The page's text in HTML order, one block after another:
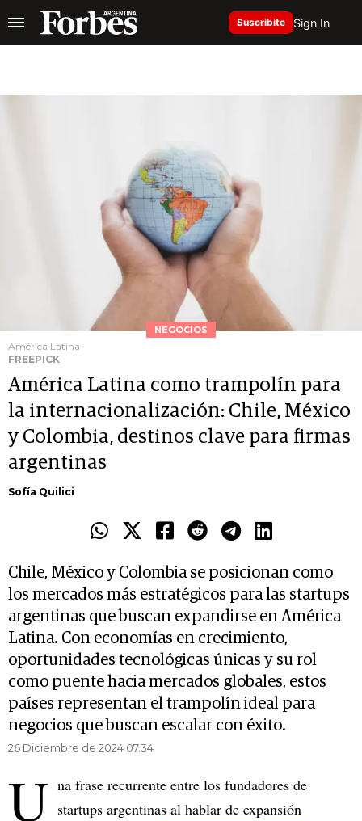
Suscribite Sign In
NEGOCIOS
América Latina
FREEPICK
América Latina como trampolín para
la internacionalización: Chile, México
y Colombia, destinos clave para firmas
argentinas
Sofía Quilici
Chile, México y Colombia se posicionan como
los mercados más estratégicos para las startups
argentinas que buscan expandirse en América
Latina. Con economías en crecimiento,
oportunidades tecnológicas únicas y su rol
como puente hacia mercados globales, estos
países representan el trampolín ideal para
negocios que buscan escalar con éxito.
26 Diciembre de 2024 07.34
U na frase recurrente entre los fundadores de
startups argentinas al hablar de expansión